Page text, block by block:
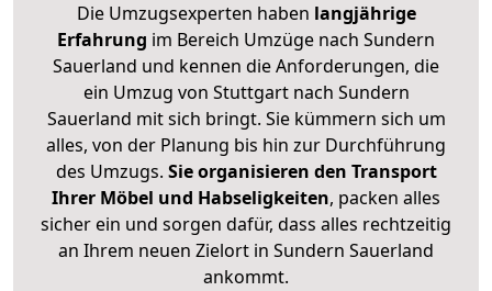
Die Umzugsexperten haben langjährige
Erfahrung im Bereich Umzüge nach Sundern
Sauerland und kennen die Anforderungen, die
ein Umzug von Stuttgart nach Sundern
Sauerland mit sich bringt. Sie kümmern sich um
alles, von der Planung bis hin zur Durchführung
des Umzugs. Sie organisieren den Transport
Ihrer Möbel und Habseligkeiten, packen alles
sicher ein und sorgen dafür, dass alles rechtzeitig
an Ihrem neuen Zielort in Sundern Sauerland
ankommt.